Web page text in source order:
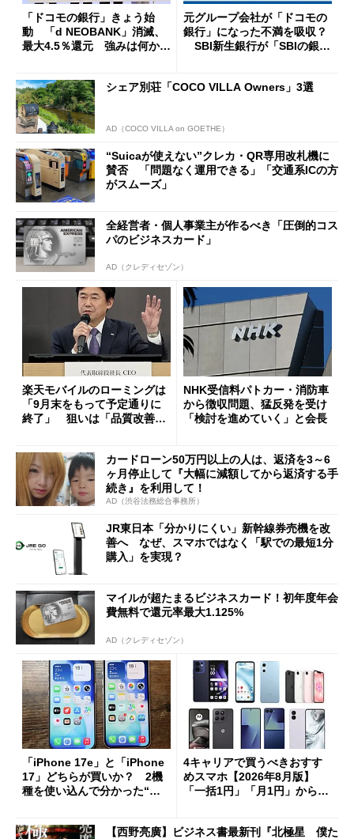
「ドコモの銀行」きょう始
動 「d NEOBANK」消滅、
最大4.5％還元 強みは何か解
元グループ会社が「ドコモの
銀行」になった不満を吸収？
SBI新生銀行が「SBIの銀
開催
シェア別荘「COCO VILLA Owners」3選
AD（COCO VILLA on GOETHE）
“Suicaが使えない”クレカ・QR専用改札機に
賛否 「問題なく運用できる」「交通系ICの方
がスムーズ」
全経営者・個人事業主が作るべき「圧倒的コス
パのビジネスカード」
AD（クレディセゾン）
楽天モバイルのローミングは
「9月末をもって予定通りに
終了」 狙いは「品質改善」
も
NHK受信料パトカー・消防車
から徴収問題、猛反発を受け
「検討を進めていく」と会長
カードローン50万円以上の人は、返済を3～6
ヶ月停止して『大幅に減額してから返済する手
続き』を利用して！
AD（渋谷法務総合事務所）
JR東日本「分かりにくい」新幹線券売機を改
善へ なぜ、スマホではなく「駅での最短1分
購入」を実現？
マイルが超たまるビジネスカード！初年度年会
費無料で還元率最大1.125%
AD（クレディセゾン）
「iPhone 17e」と「iPhone
17」どちらが買いか？ 2機
種を使い込んで分かった“ス
4キャリアで買うべきおすす
めスマホ【2026年8月版】
「一括1円」「月1円」からお
【西野亮廣】ビジネス書最新刊『北極星 僕た